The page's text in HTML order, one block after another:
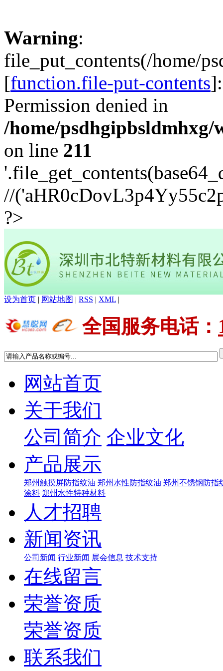
Warning:
file_put_contents(/home/
[function.file-put-contents
Permission denied in
/home/psdhgipbsldmhxg/
on line 211
//
?>
设为首页 | 网站地图 | RSS | XML |
全国服务电话：
网站首页
关于我们
公司简介 企业文化
产品展示
郑州触摸屏防指纹油 郑州水性防指纹油 郑州不锈钢防指
涂料 郑州水性特种材料
人才招聘
新闻资讯
公司新闻 行业新闻 展会信息 技术支持
在线留言
荣誉资质
荣誉资质
联系我们